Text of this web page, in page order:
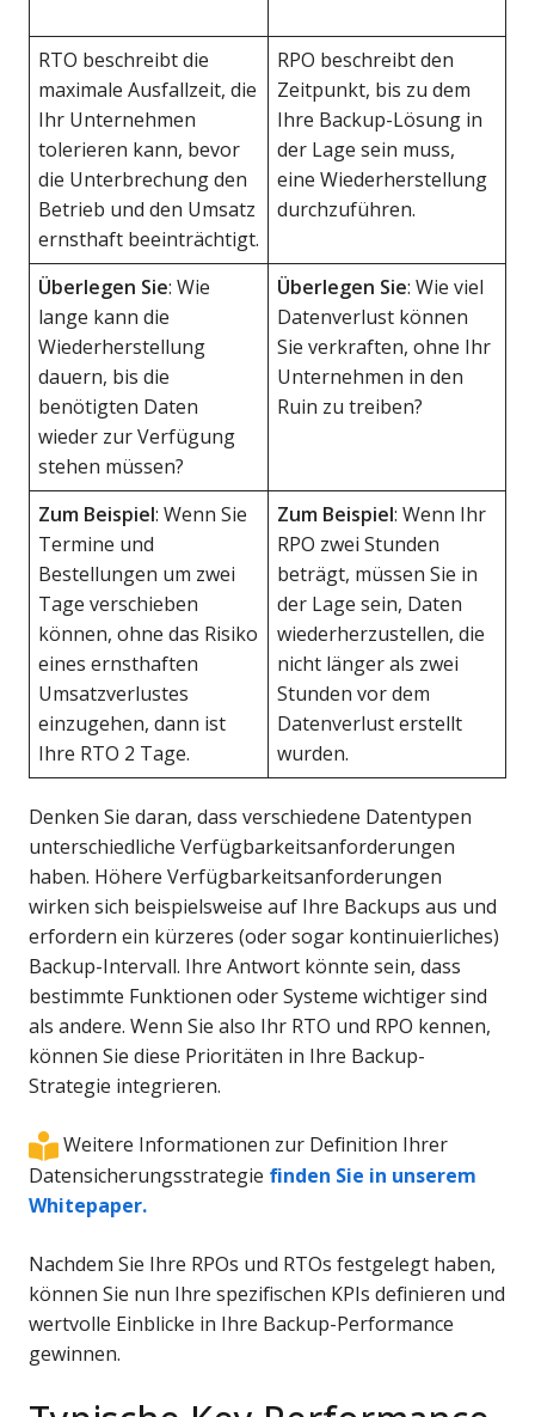
RTO beschreibt die
maximale Ausfallzeit, die
Ihr Unternehmen
tolerieren kann, bevor
die Unterbrechung den
Betrieb und den Umsatz
ernsthaft beeinträchtigt.
RPO beschreibt den
Zeitpunkt, bis zu dem
Ihre Backup-Lösung in
der Lage sein muss,
eine Wiederherstellung
durchzuführen.
Überlegen Sie: Wie
lange kann die
Wiederherstellung
dauern, bis die
benötigten Daten
wieder zur Verfügung
stehen müssen?
Überlegen Sie: Wie viel
Datenverlust können
Sie verkraften, ohne Ihr
Unternehmen in den
Ruin zu treiben?
Zum Beispiel: Wenn Sie
Termine und
Bestellungen um zwei
Tage verschieben
können, ohne das Risiko
eines ernsthaften
Umsatzverlustes
einzugehen, dann ist
Ihre RTO 2 Tage.
Zum Beispiel: Wenn Ihr
RPO zwei Stunden
beträgt, müssen Sie in
der Lage sein, Daten
wiederherzustellen, die
nicht länger als zwei
Stunden vor dem
Datenverlust erstellt
wurden.
Denken Sie daran, dass verschiedene Datentypen
unterschiedliche Verfügbarkeitsanforderungen
haben. Höhere Verfügbarkeitsanforderungen
wirken sich beispielsweise auf Ihre Backups aus und
erfordern ein kürzeres (oder sogar kontinuierliches)
Backup-Intervall. Ihre Antwort könnte sein, dass
bestimmte Funktionen oder Systeme wichtiger sind
als andere. Wenn Sie also Ihr RTO und RPO kennen,
können Sie diese Prioritäten in Ihre Backup-
Strategie integrieren.
Weitere Informationen zur Definition Ihrer
Datensicherungsstrategie finden Sie in unserem
Whitepaper.
Nachdem Sie Ihre RPOs und RTOs festgelegt haben,
können Sie nun Ihre spezifischen KPIs definieren und
wertvolle Einblicke in Ihre Backup-Performance
gewinnen.